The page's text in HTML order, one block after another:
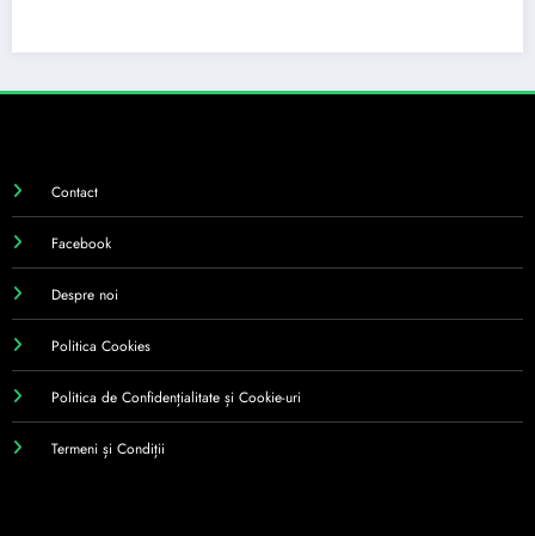
Contact
Facebook
Despre noi
Politica Cookies
Politica de Confidențialitate și Cookie-uri
Termeni și Condiții